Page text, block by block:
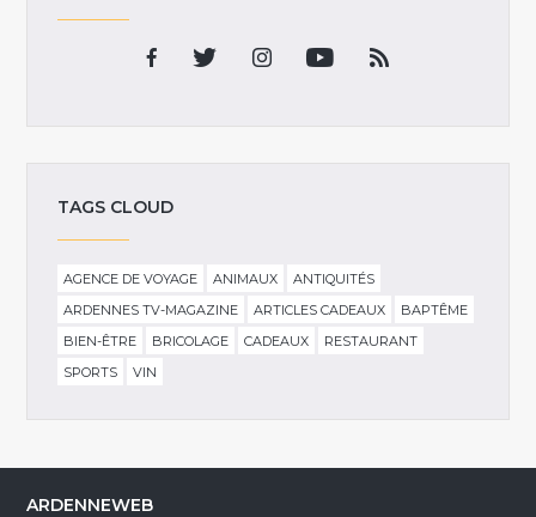
TAGS CLOUD
AGENCE DE VOYAGE ANIMAUX
ANTIQUITÉS
ARDENNES TV-MAGAZINE
ARTICLES CADEAUX
BAPTÊME
BIEN-ÊTRE
BRICOLAGE CADEAUX
RESTAURANT
SPORTS
VIN
ARDENNEWEB